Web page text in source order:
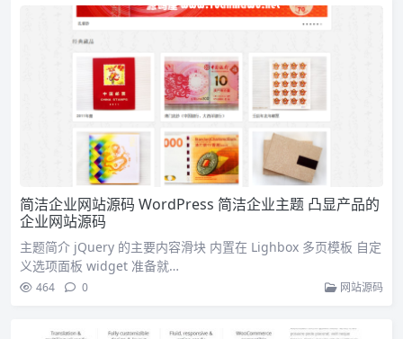
简洁企业网站源码 WordPress 简洁企业主题 凸显产品的
企业网站源码
主题简介 jQuery 的主要内容滑块 内置在 Lighbox 多页模板 自定
义选项面板 widget 准备就…
464 0 网站源码